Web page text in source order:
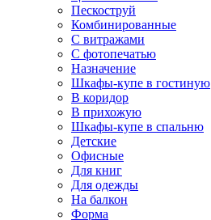
Пескоструй
Комбинированные
С витражами
С фотопечатью
Назначение
Шкафы-купе в гостиную
В коридор
В прихожую
Шкафы-купе в спальню
Детские
Офисные
Для книг
Для одежды
На балкон
Форма